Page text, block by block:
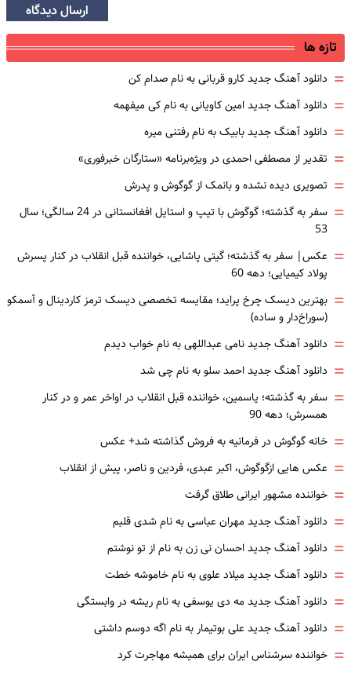
ارسال دیدگاه
تازه ها
= دانلود آهنگ جدید کارو قربانی به نام صدام کن
= دانلود آهنگ جدید امین کاویانی به نام کی میفهمه
= دانلود آهنگ جدید بابیک به نام رفتنی میره
= تقدیر از مصطفی احمدی در ویژه‌برنامه «ستارگان خبرفوری»
= تصویری دیده نشده و بانمک از گوگوش و پدرش
=
سفر به گذشته؛ گوگوش با تیپ و استایل افغانستانی در 24 سالگی؛ سال
53
= عکس| سفر به گذشته؛ گیتی پاشایی، خواننده قبل انقلاب در کنار پسرش
پولاد کیمیایی؛ دهه 60
= بهترین دیسک چرخ پراید؛ مقایسه تخصصی دیسک ترمز کاردینال و آسمکو
(سوراخ‌دار و ساده)
= دانلود آهنگ جدید نامی عبداللهی به نام خواب دیدم
= دانلود آهنگ جدید احمد سلو به نام چی شد
= سفر به گذشته؛ یاسمین، خواننده قبل انقلاب در اواخر عمر و در کنار
همسرش؛ دهه 90
= خانه گوگوش در فرمانیه به فروش گذاشته شد+ عکس
= عکس هایی ازگوگوش، اکبر عبدی، فردین و ناصر، پیش از انقلاب
= خواننده مشهور ایرانی طلاق گرفت
= دانلود آهنگ جدید مهران عباسی به نام شدی قلبم
= دانلود آهنگ جدید احسان نی زن به نام از تو نوشتم
= دانلود آهنگ جدید میلاد علوی به نام خاموشه خطت
= دانلود آهنگ جدید مه دی یوسفی به نام ریشه در وابستگی
= دانلود آهنگ جدید علی بوتیمار به نام اگه دوسم داشتی
= خواننده سرشناس ایران برای همیشه مهاجرت کرد